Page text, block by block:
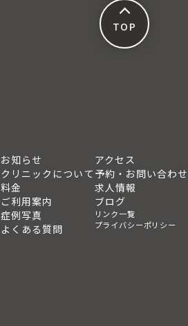
お知らせ
クリニックについて
料金
ご利用案内
症例写真
よくある質問
アクセス
予約・お問い合わせ
求人情報
ブログ
リンク一覧
プライバシーポリシー
TOP